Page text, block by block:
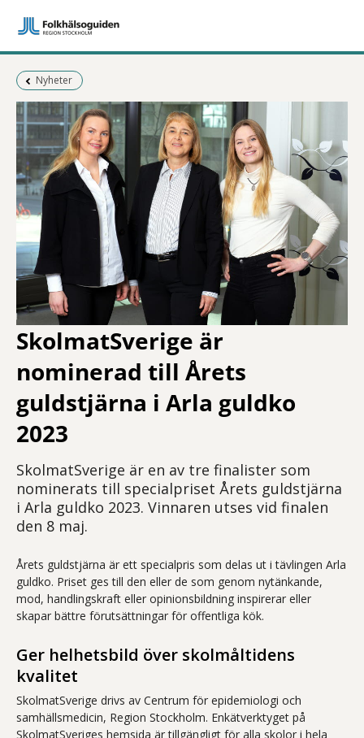
Föregående sida:
Nyheter
SkolmatSverige är
nominerad till Årets
guldstjärna i Arla guldko
2023
SkolmatSverige är en av tre finalister som
nominerats till specialpriset Årets guldstjärna
i Arla guldko 2023. Vinnaren utses vid finalen
den 8 maj.
Årets guldstjärna är ett specialpris som delas ut i tävlingen Arla
guldko. Priset ges till den eller de som genom nytänkande,
mod, handlingskraft eller opinionsbildning inspirerar eller
skapar bättre förutsättningar för offentliga kök.
Ger helhetsbild över skolmåltidens
kvalitet
SkolmatSverige drivs av Centrum för epidemiologi och
samhällsmedicin, Region Stockholm. Enkätverktyget på
SkolmatSveriges hemsida är tillgängligt för alla skolor i hela